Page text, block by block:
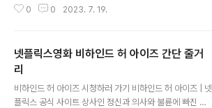
따돌리고 거액의 돈과 함께 달아날 수 있을까? www.netfl
파펠"의 아드레날린이 솟구치는 세계에 오신 것을 환영합
니다. 이 시리즈는 넷플릭스에서 전 세계를 강타한 스페인
시리즈입니다. 스페인 왕립 조폐국에서 대담한 강도 사건
이 발생하게 되는데 이 사건의 범죄자 그룹의 대담한 계획
0 0 2023. 7. 19.
넷플릭스영화 비하인드 허 아이즈 간단 줄거
리
비하인드 허 아이즈 시청하러 가기 비하인드 허 아이즈 | 넷
플릭스 공식 사이트 상사인 정신과 의사와 불륜에 빠진 싱